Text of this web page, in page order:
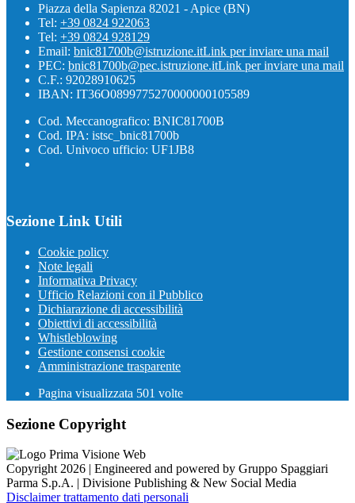
Piazza della Sapienza 82021 - Apice (BN)
Tel: +39 0824 922063
Tel: +39 0824 928129
Email: bnic81700b@istruzione.itLink per inviare una mail
PEC: bnic81700b@pec.istruzione.itLink per inviare una mail
C.F.: 92028910625
IBAN: IT36O0899775270000000105589
Cod. Meccanografico: BNIC81700B
Cod. IPA: istsc_bnic81700b
Cod. Univoco ufficio: UF1JB8
Sezione Link Utili
Cookie policy
Note legali
Informativa Privacy
Ufficio Relazioni con il Pubblico
Dichiarazione di accessibilità
Obiettivi di accessibilità
Whistleblowing
Gestione consensi cookie
Amministrazione trasparente
Pagina visualizzata 501 volte
Sezione Copyright
Copyright 2026 | Engineered and powered by Gruppo Spaggiari
Parma S.p.A. | Divisione Publishing & New Social Media
Disclaimer trattamento dati personali